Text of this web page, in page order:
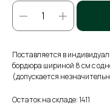
Поставляется в
бордюра шириной 8 см с
(допускается
Остаток на складе: 1411